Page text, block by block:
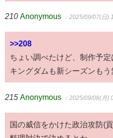
210 Anonymous ：2025/09/07(日)
>>208
ちょい調べたけど、制作予
キングダムも新シーズンも
215 Anonymous ：2025/09/08(月)
国の威信をかけた政治攻防(